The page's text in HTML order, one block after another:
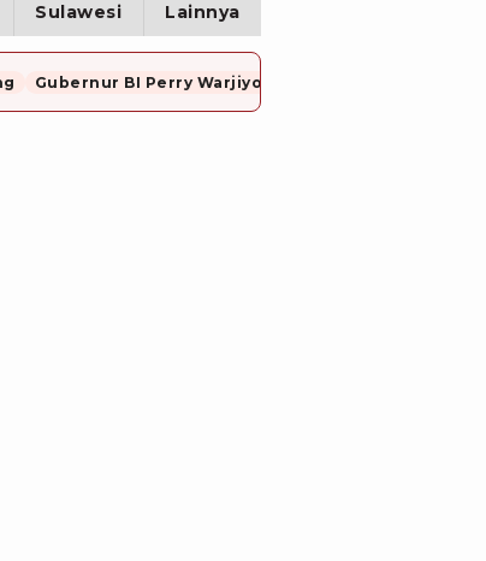
Sulawesi Lainnya
Gubernur BI Perry Warjiyo Mundur